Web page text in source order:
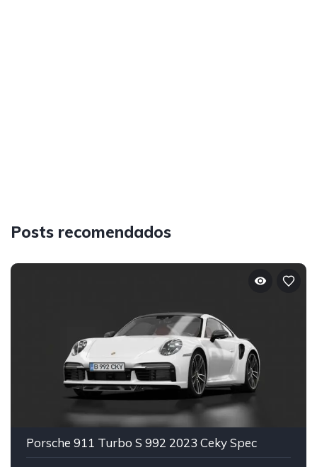
Posts recomendados
Porsche 911 Turbo S 992 2023 Ceky Spec